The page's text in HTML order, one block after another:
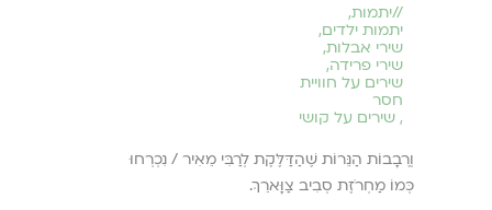
//יתמות,
יתמות ילדים,
שירי אבלות,
שירי פרידה,
שירים על חוויית
חסר
, שירים על קושי
וְרֶבָבוֹת הַנֵּרוֹת שֶׁהַדַּלֶּקֶת לְרַבִּי מֵאִיר / נִכְרְחוּ
כְּמוֹ מַחְרֹזֶת סְבִיב צַוָּארֵךְ.